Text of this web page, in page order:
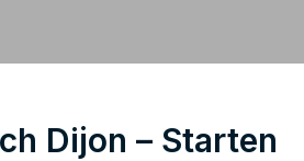
Dijon – Starten